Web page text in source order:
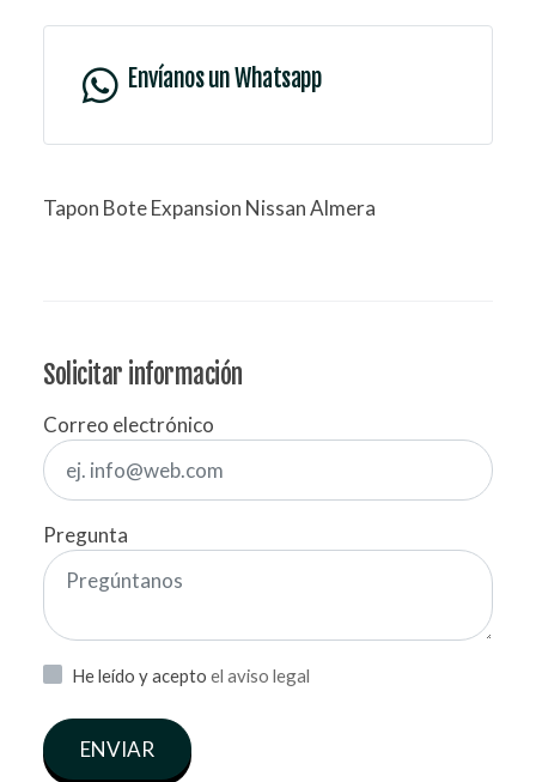
Envíanos un Whatsapp
Tapon Bote Expansion Nissan Almera
Solicitar información
Correo electrónico
Pregunta
He leído y acepto el aviso legal
ENVIAR